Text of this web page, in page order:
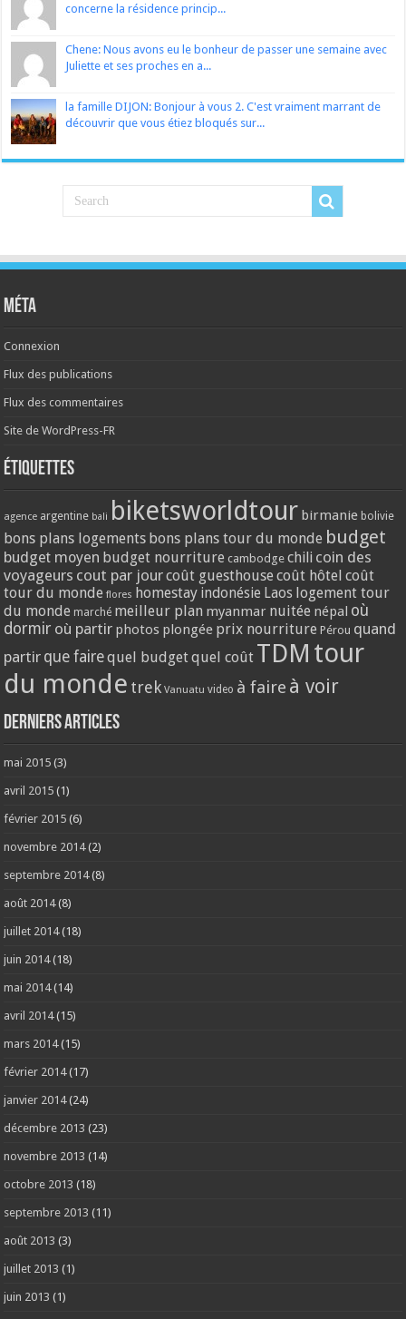
concerne la résidence princip...
Chene: Nous avons eu le bonheur de passer une semaine avec
Juliette et ses proches en a...
la famille DIJON: Bonjour à vous 2. C'est vraiment marrant de
découvrir que vous étiez bloqués sur...
Méta
Connexion
Flux des publications
Flux des commentaires
Site de WordPress-FR
Étiquettes
agence argentine bali biketsworldtour birmanie bolivie
bons plans logements bons plans tour du monde budget
budget moyen budget nourriture cambodge chili coin des
voyageurs cout par jourcoût guesthouse coût hôtel coût
tour du monde flores homestay indonésie Laos logement tour
du monde marché meilleur plan myanmar nuitée népal où
dormir où partir photos plongée prix nourriture Pérou quand
partir que fairequel budgetquel coût TDM tour
du monde trek Vanuatu video à faire à voir
Derniers articles
mai 2015 (3)
avril 2015 (1)
février 2015 (6)
novembre 2014(2)
septembre 2014(8)
août 2014(8)
juillet 2014(18)
juin 2014(18)
mai 2014(14)
avril 2014(15)
mars 2014(15)
février 2014(17)
janvier 2014(24)
décembre 2013 (23)
novembre 2013 (14)
octobre 2013 (18)
septembre 2013 (11)
août 2013 (3)
juillet 2013 (1)
juin 2013 (1)